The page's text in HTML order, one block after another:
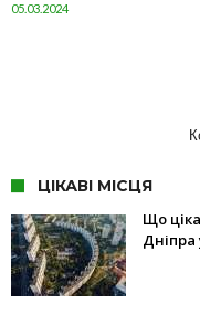
05.03.2024
ЦІКАВІ МІСЦЯ
Що
Дніпра